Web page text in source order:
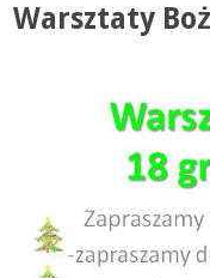
Warsztaty